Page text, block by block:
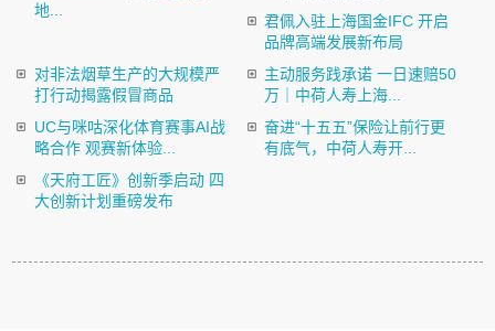
地...
君佩入驻上海国金IFC 开启
品牌高端发展新布局
对非法烟草生产的大规模严
打行动揭露假冒商品
主动服务践承诺 一日速赔50
万｜中荷人寿上海...
UC与咪咕深化体育赛事AI战
略合作 观赛新体验...
奋进“十五五”保险让前行更
有底气，中荷人寿开...
《天府工匠》创新季启动 四
大创新计划重磅发布